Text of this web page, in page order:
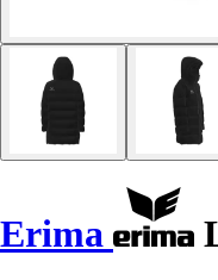
Erima